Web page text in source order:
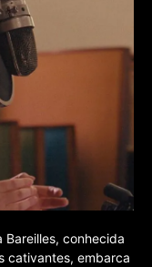
conhecida
cativantes, embarca